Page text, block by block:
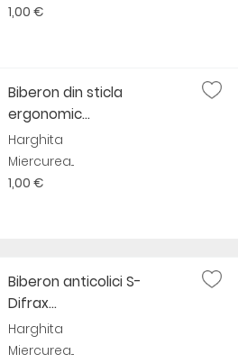
1,00 €
Biberon din sticla
ergonomic...
Harghita
Miercurea...
1,00 €
Biberon anticolici S-
Difrax...
Harghita
Miercurea...